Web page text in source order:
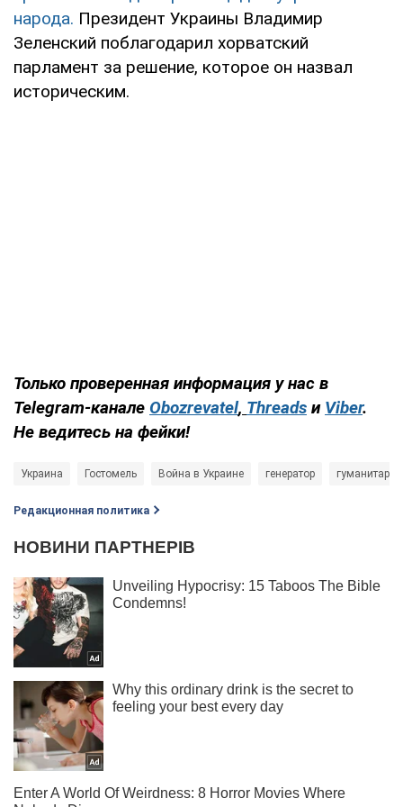
народа. Президент Украины Владимир
Зеленский поблагодарил хорватский
парламент за решение, которое он назвал
историческим.
Только проверенная информация у нас в
Telegram-канале Obozrevatel, Threads и Viber.
Не ведитесь на фейки!
Украина Гостомель Война в Украине генератор
Редакционная политика